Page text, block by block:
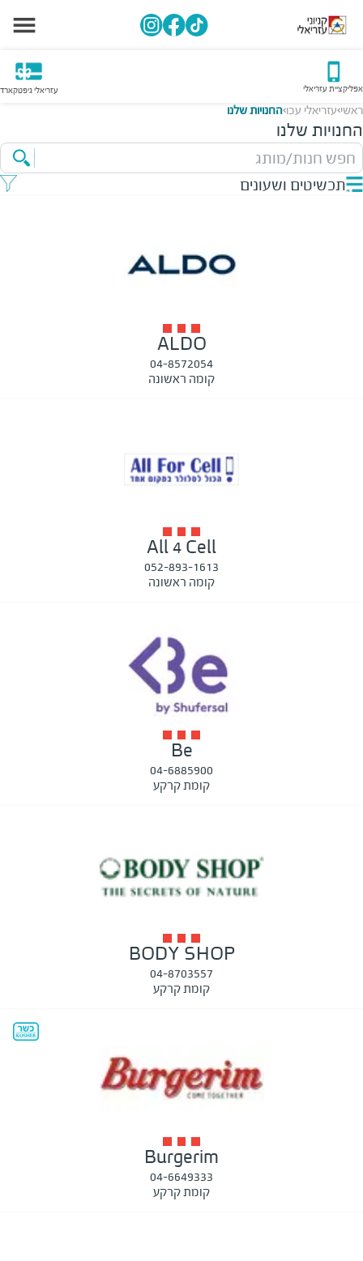
אפליקציית עזריאלי עזריאלי גיפטקארד
ראשי>עזריאלי עכו>החנויות שלנו
החנויות שלנו
חפש חנות/מותג
תכשיטים ושעונים
ALDO
04-8572054
קומה ראשונה
All 4 Cell
052-893-1613
קומה ראשונה
Be
04-6885900
קומת קרקע
BODY SHOP
04-8703557
קומת קרקע
Burgerim
04-6649333
קומת קרקע